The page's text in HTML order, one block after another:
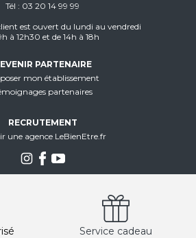
Tél
03 20 14 99 99
est ouvert du lundi au vendredi
à 12h30 et de 14h à 18h
PARTENAIRE
mon établissement
partenaires
RECRUTEMENT
une agence LeBienEtre.fr
Service cadeau